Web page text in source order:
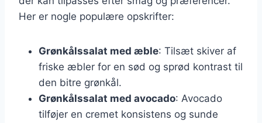
Her er nogle populære opskrifter:
Grønkålssalat med æble: Tilsæt skiver af
friske æbler for en sød og sprød kontrast til
den bitre grønkål.
Grønkålssalat med avocado: Avocado
tilføjer en cremet konsistens og sunde